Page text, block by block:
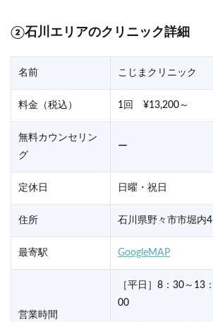
②石川エリアのクリニック詳細
名前 こじまクリニック
料金（税込） 1回 ¥13,200～
無料カウンセリン
グ
ー
定休日 日曜・祝日
住所 石川県野々市市堀内
最寄駅 GoogleMAP
営業時間
［平日］8：30～13
00